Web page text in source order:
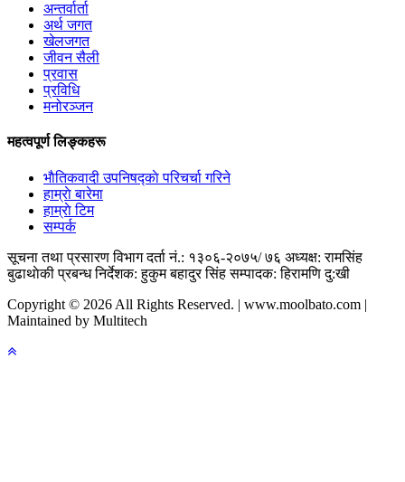
अन्तर्वार्ता
अर्थ जगत
खेलजगत
जीवन सैली
प्रवास
प्रविधि
मनोरञ्जन
महत्वपूर्ण लिङ्कहरू
भाैतिकवादी उपनिषद्काे परिचर्चा गरिने
हाम्राे बारेमा
हाम्राे टिम
सम्पर्क
सूचना तथा प्रसारण विभाग दर्ता नं.: १३०६-२०७५/ ७६ अध्यक्ष: रामसिंह
बुढाथाेकी प्रबन्ध निर्देशक: हुकुम बहादुर सिंह सम्पादक: हिरामणि दु:खी
Copyright © 2026 All Rights Reserved. | www.moolbato.com |
Maintained by Multitech